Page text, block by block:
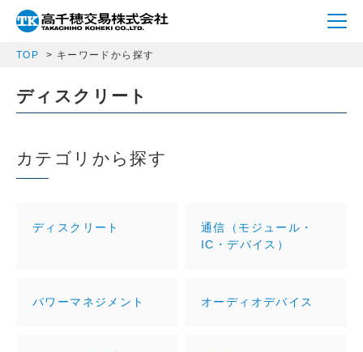
TOP キーワードから探す
ディスクリート
カテゴリから探す
ディスクリート
通信（モジュール・
IC・デバイス）
パワーマネジメント オーディオデバイス